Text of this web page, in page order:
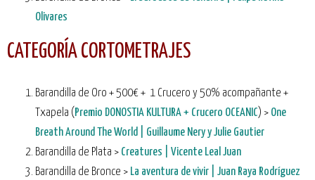
Olivares
CATEGORÍA CORTOMETRAJES
Barandilla de Oro + 500€ + 1 Crucero y 50% acompañante +
Txapela ( Premio DONOSTIA KULTURA + Crucero OCEANIC) > One
Breath Around The World | Guillaume Nery y Julie Gautier
Barandilla de Plata > Creatures | Vicente Leal Juan
Barandilla de Bronce > La aventura de vivir | Juan Raya Rodríguez